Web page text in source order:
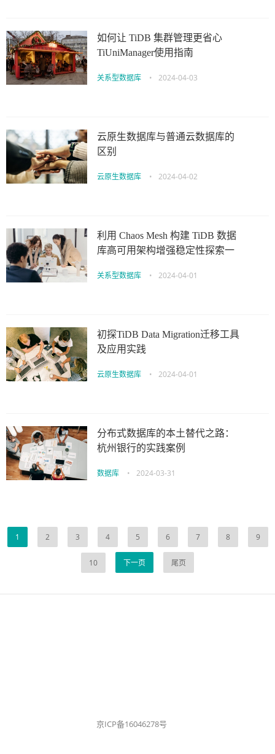
如何让 TiDB 集群管理更省心
TiUniManager使用指南
关系型数据库 • 2024-04-03
云原生数据库与普通云数据库的
区别
云原生数据库 • 2024-04-02
利用 Chaos Mesh 构建 TiDB 数据
库高可用架构增强稳定性探索一
关系型数据库 • 2024-04-01
初探TiDB Data Migration迁移工具
及应用实践
云原生数据库 • 2024-04-01
分布式数据库的本土替代之路：
杭州银行的实践案例
数据库 • 2024-03-31
1 2 3 4 5 6 7 8 9
10 下一页 尾页
京ICP备16046278号